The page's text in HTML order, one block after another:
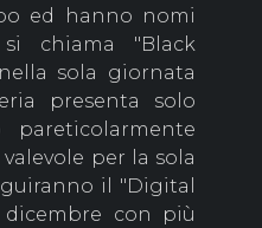
ed hanno nomi
chiama "Black
sola giornata
presenta solo
per la sola
il "Digital
con più